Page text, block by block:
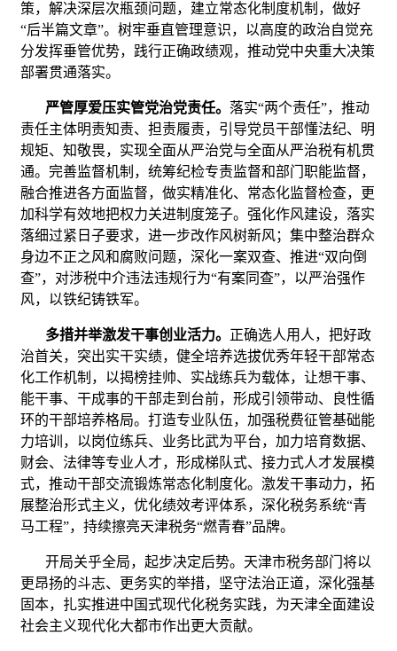
策，解决深层次瓶颈问题，建立常态化制度机制，做好
“后半篇文章”。树牢垂直管理意识，以高度的政治自觉充
分发挥垂管优势，践行正确政绩观，推动党中央重大决策
部署贯通落实。
严管厚爱压实管党治党责任。 落实“两个责任”，推动
责任主体明责知责、担责履责，引导党员干部懂法纪、明
规矩、知敬畏，实现全面从严治党与全面从严治税有机贯
通。完善监督机制，统筹纪检专责监督和部门职能监督，
融合推进各方面监督，做实精准化、常态化监督检查，更
加科学有效地把权力关进制度笼子。强化作风建设，落实
落细过紧日子要求，进一步改作风树新风；集中整治群众
身边不正之风和腐败问题，深化一案双查、推进“双向倒
查”，对涉税中介违法违规行为“有案同查”，以严治强作
风，以铁纪铸铁军。
多措并举激发干事创业活力。 正确选人用人，把好政
治首关，突出实干实绩，健全培养选拔优秀年轻干部常态
化工作机制，以揭榜挂帅、实战练兵为载体，让想干事、
能干事、干成事的干部走到台前，形成引领带动、良性循
环的干部培养格局。打造专业队伍，加强税费征管基础能
力培训，以岗位练兵、业务比武为平台，加力培育数据、
财会、法律等专业人才，形成梯队式、接力式人才发展模
式，推动干部交流锻炼常态化制度化。激发干事动力，拓
展整治形式主义，优化绩效考评体系，深化税务系统“青
马工程”，持续擦亮天津税务“燃青春”品牌。
开局关乎全局，起步决定后势。天津市税务部门将以
更昂扬的斗志、更务实的举措，坚守法治正道，深化强基
固本，扎实推进中国式现代化税务实践，为天津全面建设
社会主义现代化大都市作出更大贡献。